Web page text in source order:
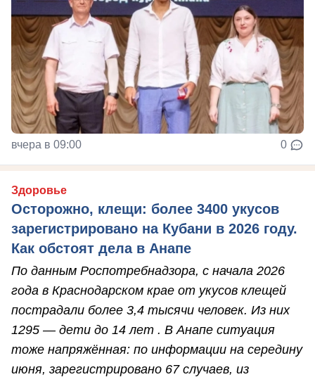
вчера в 09:00 0
Здоровье
Осторожно, клещи: более 3400 укусов
зарегистрировано на Кубани в 2026 году.
Как обстоят дела в Анапе
По данным Роспотребнадзора, с начала 2026
года в Краснодарском крае от укусов клещей
пострадали более 3,4 тысячи человек. Из них
1295 — дети до 14 лет . В Анапе ситуация
тоже напряжённая: по информации на середину
июня, зарегистрировано 67 случаев, из